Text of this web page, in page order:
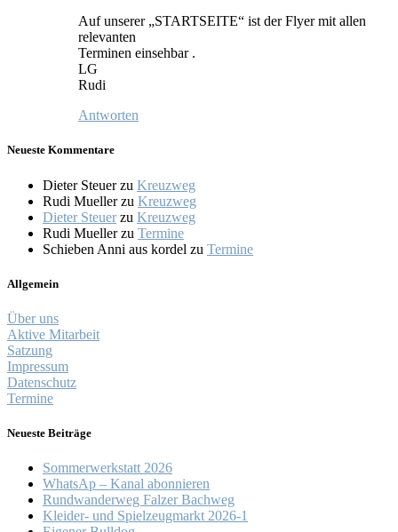
Auf unserer „STARTSEITE“ ist der Flyer mit allen
relevanten
Terminen einsehbar .
LG
Rudi
Antworten
Neueste Kommentare
Dieter Steuerzu Kreuzweg
Rudi Muellerzu Kreuzweg
Dieter Steuerzu Kreuzweg
Rudi Muellerzu Termine
Schieben Anni aus kordel zu Termine
Allgemein
Über uns
Aktive Mitarbeit
Satzung
Impressum
Datenschutz
Termine
Neueste Beiträge
Sommerwerkstatt 2026
WhatsAp – Kanal abonnieren
Rundwanderweg Falzer Bachweg
Kleider- und Spielzeugmarkt 2026-1